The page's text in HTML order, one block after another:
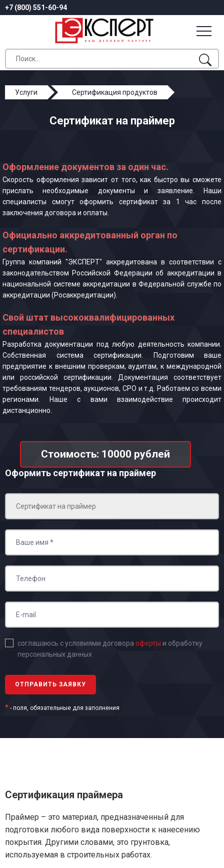
+7 (800) 551-60-94
Услуги
Сертификация продуктов
Сертификат на праймер
Оформление документов за один час.
Скорость оформления зависит от того, как быстро вы сможете
прислать необходимые документы и заявление. Наши
специалисты смогут оформить сертификат за 1 час после
заключения договора и оплаты.
Официально аккредитованный орган по
сертификации.
Группа компаний "ЭКСПЕРТ" аккредитована в соответствии с
законодательством Российской Федерации об аккредитации в
национальной системе аккредитации в Федеральной службе по
аккредитации (Росаккредитации).
Свой штат высококвалифицированных
специалистов
Разработка документации под любую деятельность компании.
Собственная система сертификации. Подготовим ваше
предприятие к внешним проверкам, аудитам, к международной
или российской сертификации. Документация соответствует
требованиям тендеров, аукционов, СРО и т.д. Работаем со всеми
регионами. Наше с вами взаимодействие происходит
дистанционно.
Стоимость: 10000 рублей
Оформить сертификат на праймер
соглашаюсь с условиями договора оферты и обработку
персональных данных
* - поля, обязательные для заполнения
Сертификация праймера
Праймер – это материал, предназначенный для
подготовки любого вида поверхности к нанесению
покрытия. Другими словами, это грунтовка,
используемая в строительных работах.